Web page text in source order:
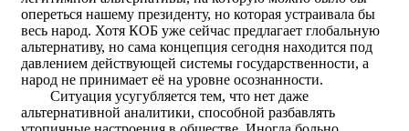
опереться нашему президенту, но которая устраивала бы
весь народ. Хотя КОБ уже сейчас предлагает глобальную
альтернативу, но сама концепция сегодня находится под
давлением действующей системы государственности, а
народ не принимает её на уровне осознанности.
Ситуация усугубляется тем, что нет даже
альтернативной аналитики, способной разбавлять